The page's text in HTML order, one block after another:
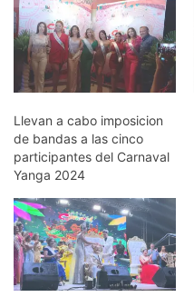
Llevan a cabo imposicion
de bandas a las cinco
participantes del Carnaval
Yanga 2024